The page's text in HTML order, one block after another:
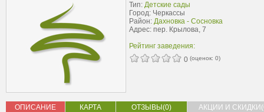
Тип: Детские сады
Город: Черкассы
Район: Дахновка - Сосновка
Адрес: пер. Крылова, 7
Рейтинг заведения:
0 (оценок: 0)
ОПИСАНИЕ КАРТА ОТЗЫВЫ(0) АКЦИИ И